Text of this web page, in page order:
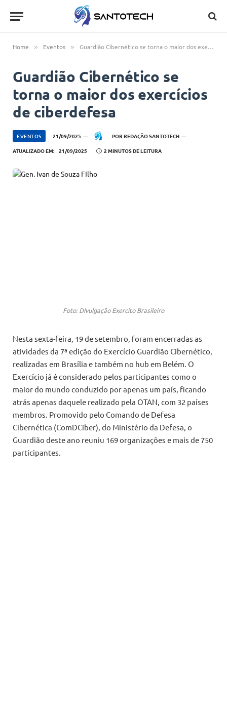
Home » Eventos » Guardião Cibernético se torna o maior dos exercícios de ciberdefesa
Guardião Cibernético se
torna o maior dos exercícios
de ciberdefesa
EVENTOS 21/09/2025 POR REDAÇÃO SANTOTECH
ATUALIZADO EM: 21/09/2025 2 MINUTOS DE LEITURA
Foto: DIvulgação Exercito Brasileiro
Nesta sexta-feira, 19 de setembro, foram encerradas as
atividades da 7ª edição do Exercício Guardião Cibernético,
realizadas em Brasília e também no hub em Belém. O
Exercício já é considerado pelos participantes como o
maior do mundo conduzido por apenas um país, ficando
atrás apenas daquele realizado pela OTAN, com 32 países
membros. Promovido pelo Comando de Defesa
Cibernética (ComDCiber), do Ministério da Defesa, o
Guardião deste ano reuniu 169 organizações e mais de 750
participantes.